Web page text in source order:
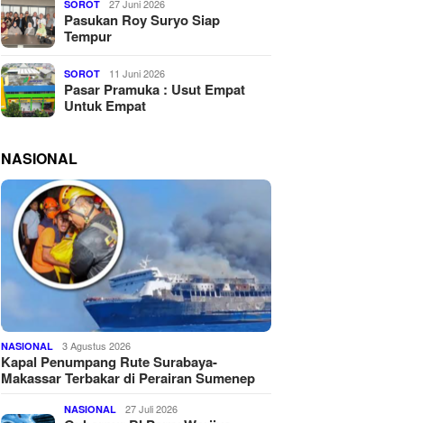
SOROT 27 Juni 2026
Pasukan Roy Suryo Siap
Tempur
SOROT 11 Juni 2026
Pasar Pramuka : Usut Empat
Untuk Empat
NASIONAL
NASIONAL 3 Agustus 2026
Kapal Penumpang Rute Surabaya-
Makassar Terbakar di Perairan Sumenep
NASIONAL 27 Juli 2026